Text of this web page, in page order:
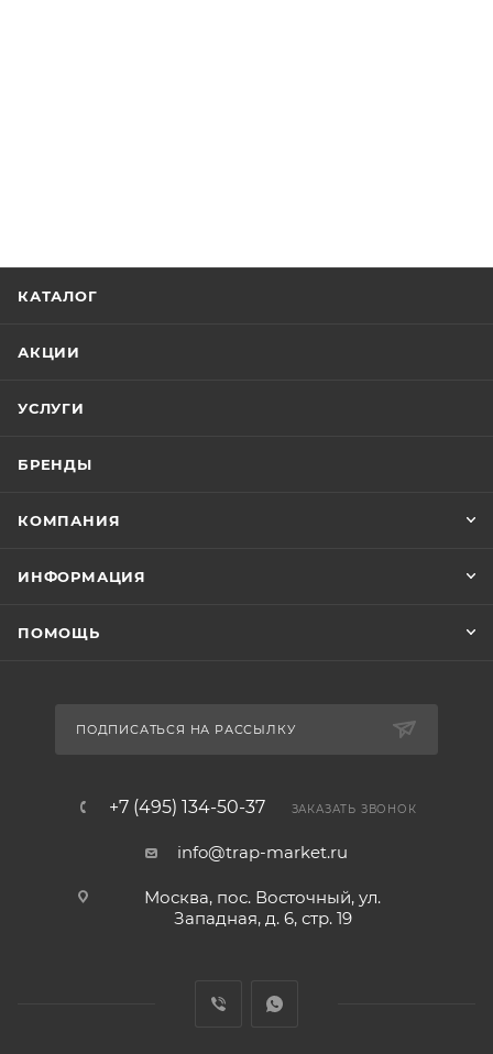
КАТАЛОГ
АКЦИИ
УСЛУГИ
БРЕНДЫ
КОМПАНИЯ
ИНФОРМАЦИЯ
ПОМОЩЬ
ПОДПИСАТЬСЯ НА РАССЫЛКУ
+7 (495) 134-50-37 ЗАКАЗАТЬ ЗВОНОК
info@trap-market.ru
Москва, пос. Восточный, ул.
Западная, д. 6, стр. 19